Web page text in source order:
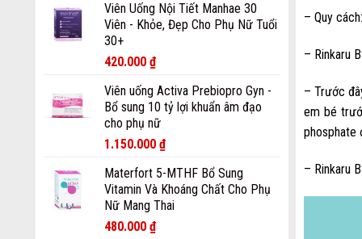
Viên Uống Nội Tiết Manhae 30
Viên - Khỏe, Đẹp Cho Phụ Nữ Tuổi
30+
420.000 ₫
Viên uống Activa Prebiopro Gyn -
Bổ sung 10 tỷ lợi khuẩn âm đạo
cho phụ nữ
1.150.000 ₫
Materfort 5-MTHF Bổ Sung
Vitamin Và Khoáng Chất Cho Phụ
Nữ Mang Thai
480.000 ₫
– Quy
– Rinkaru
– Trước
em bé
phosphate
– Rinkaru